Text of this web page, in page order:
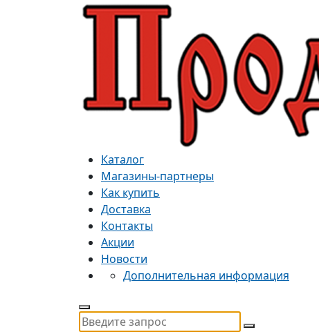
Каталог
Магазины-партнеры
Как купить
Доставка
Контакты
Акции
Новости
Дополнительная информация